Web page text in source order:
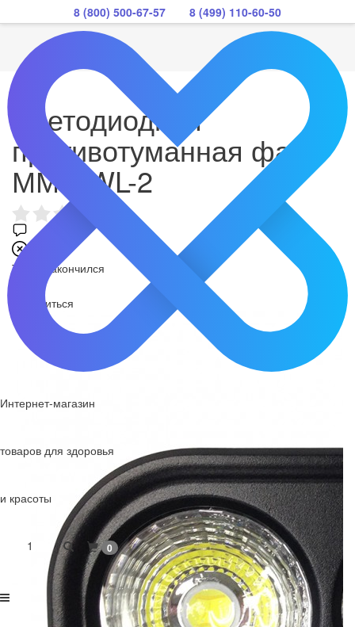
8 (800) 500-67-57 8 (499) 110-60-50
Интернет-магазин
товаров для здоровья
и красоты
1 0
Светодиодная
противотуманная фара
ММC.WL-2
Товар закончился
Поделиться